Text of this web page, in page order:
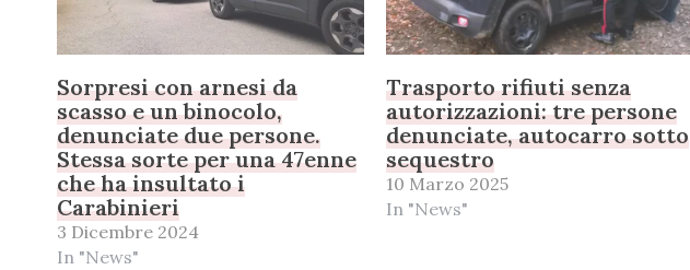
Sorpresi con arnesi da
scasso e un binocolo,
denunciate due persone.
Stessa sorte per una 47enne
che ha insultato i
Carabinieri
3 Dicembre 2024
In "News"
Trasporto rifiuti senza
autorizzazioni: tre persone
denunciate, autocarro sotto
sequestro
10 Marzo 2025
In "News"